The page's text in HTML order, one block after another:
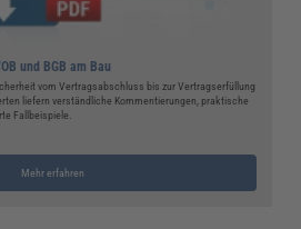
und BGB am Bau
vom Vertragsabschluss bis zur Vertragserfüllung
liefern verständliche Kommentierungen, praktische
Fallbeispiele.
Mehr erfahren